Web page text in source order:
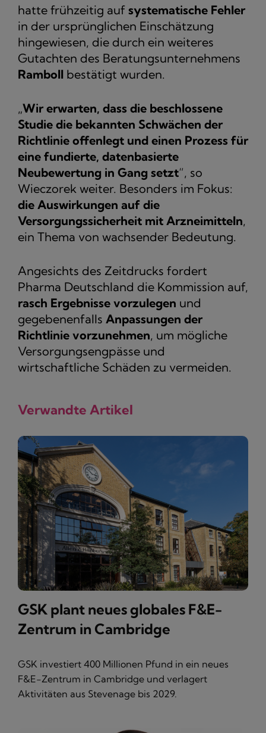
hatte frühzeitig auf systematische Fehler
in der ursprünglichen Einschätzung
hingewiesen, die durch ein weiteres
Gutachten des Beratungsunternehmens
Ramboll bestätigt wurden.
„Wir erwarten, dass die beschlossene
Studie die bekannten Schwächen der
Richtlinie offenlegt und einen Prozess für
eine fundierte, datenbasierte
Neubewertung in Gang setzt“, so
Wieczorek weiter. Besonders im Fokus:
die Auswirkungen auf die
Versorgungssicherheit mit Arzneimitteln,
ein Thema von wachsender Bedeutung.
Angesichts des Zeitdrucks fordert
Pharma Deutschland die Kommission auf,
rasch Ergebnisse vorzulegen und
gegebenenfalls Anpassungen der
Richtlinie vorzunehmen, um mögliche
Versorgungsengpässe und
wirtschaftliche Schäden zu vermeiden.
Verwandte Artikel
GSK plant neues globales F&E-
Zentrum in Cambridge
GSK investiert 400 Millionen Pfund in ein neues
F&E-Zentrum in Cambridge und verlagert
Aktivitäten aus Stevenage bis 2029.